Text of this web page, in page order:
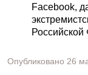
Facebook,
Опубликовано 26